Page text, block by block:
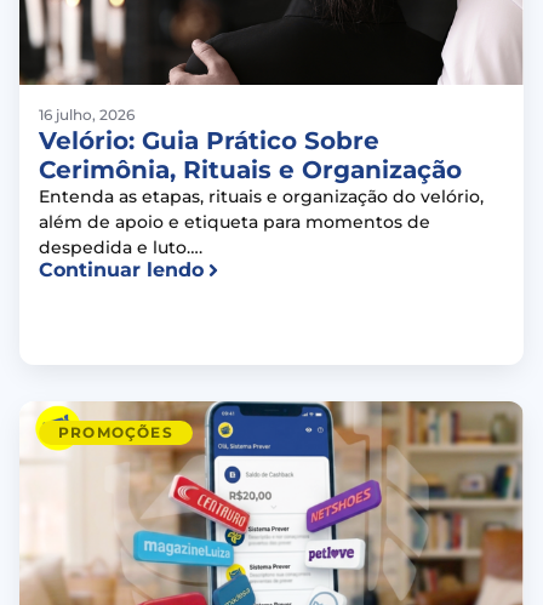
16 julho, 2026
Velório: Guia Prático Sobre
Cerimônia, Rituais e Organização
Entenda as etapas, rituais e organização do velório,
além de apoio e etiqueta para momentos de
despedida e luto….
Continuar lendo
PROMOÇÕES